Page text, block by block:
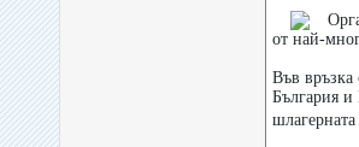
от най-
Във връзка
България